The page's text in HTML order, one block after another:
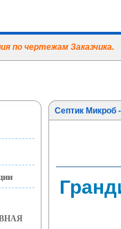
по чертежам Заказчика.
9001
Септик Микроб